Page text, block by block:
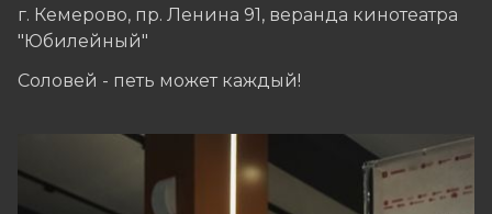
г. Кемерово, пр. Ленина 91, веранда кинотеатра
"Юбилейный"
Соловей - петь может каждый!